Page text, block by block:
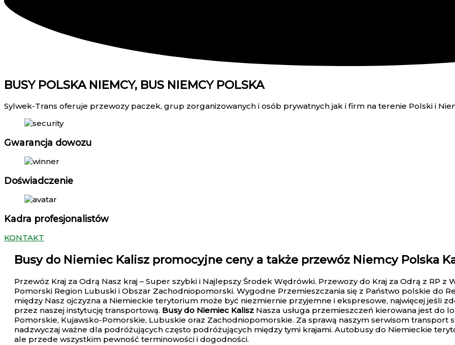
BUSY POLSKA NIEMCY, BUS NIEMCY POLSKA
Sylwek-Trans oferuje przewozy paczek, grup zorganizowanych i osób prywatnych jak i firm na terenie Polski i
Gwarancja dowozu
Doświadczenie
Kadra profesjonalistów
KONTAKT
Busy do Niemiec Kalisz promocyjne ceny a także przewóz Niemcy Polska
Przewóz Kraj za Odrą Nasz kraj – Super szybki i Najlepszy Środek Wędrówki. Przewozy do Kraj za Odrą z RP
Pomorski Region Lubuski i Obszar Zachodniopomorski. Wygodne Przemieszczania się z Państwo polskie do
między Nasz ojczyzna a Niemieckie terytorium może być niezmiernie przyjemne i ekspresowe, najwięcej jeśli
przez naszej instytucję transportową. Busy do Niemiec Kalisz Nasza usługa przemieszczeń kierowana jest do
Pomorskie, Kujawsko-Pomorskie, Lubuskie oraz Zachodniopomorskie. Za sprawą naszym serwisom transport
nadzwyczaj ważne dla podróżujących często podróżujących między tymi krajami. Autobusy do Niemieckie
ale przede wszystkim pewność terminowości i dogodności.